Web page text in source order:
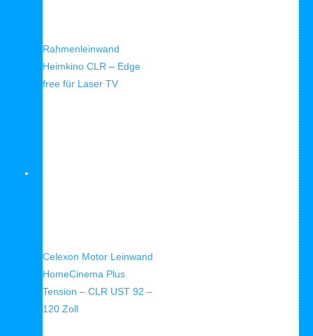
Rahmenleinwand
Heimkino CLR – Edge
free für Laser TV
Celexon Motor Leinwand
HomeCinema Plus
Tension – CLR UST 92 –
120 Zoll